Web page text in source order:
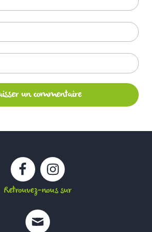
Retrouvez-nous sur
FacebookInstagram